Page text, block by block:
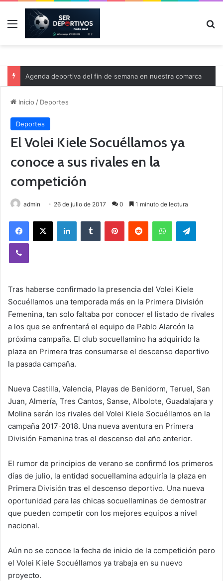
Menú
Agenda deportiva del fin de semana en nuestra comarca
Inicio / Deportes
Deportes
El Volei Kiele Socuéllamos ya
conoce a sus rivales en la
competición
admin 26 de julio de 2017 0 1 minuto de lectura
Tras haberse confirmado la presencia del Volei Kiele
Socuéllamos una temporada más en la Primera División
Femenina, tan solo faltaba por conocer el listado de rivales
a los que se enfrentará el equipo de Pablo Alarcón la
próxima campaña. El club socuellamino ha adquirido la
plaza en Primera tras consumarse el descenso deportivo
la pasada campaña.
Nueva Castilla, Valencia, Playas de Benidorm, Teruel, San
Juan, Almería, Tres Cantos, Sanse, Albolote, Guadalajara y
Molina serán los rivales del Volei Kiele Socuéllamos en la
campaña 2017-2018. Una nueva aventura en Primera
División Femenina tras el descenso del año anterior.
El rumor de principios de verano se confirmó los primeros
días de julio, la entidad socuellamina adquiría la plaza en
Primera División tras el descenso deportivo. Una nueva
oportunidad para las chicas socuellaminas de demostrar
que pueden competir con los mejores equipos a nivel
nacional.
Aún no se conoce la fecha de inicio de la competición pero
el Volei Kiele Socuéllamos ya trabaja en su nuevo
proyecto.